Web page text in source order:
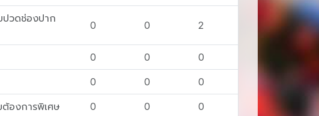
ปวดช่องปาก
0 0 2
0 0 0
0 0 0
องการพิเศษ 0 0 0